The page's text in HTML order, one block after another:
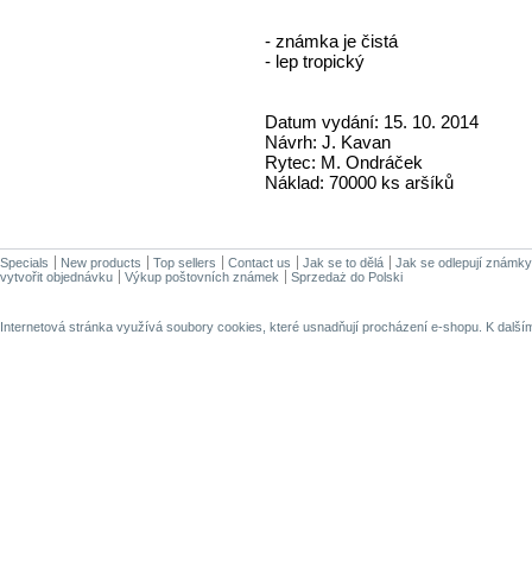
- známka je čistá
- lep tropický
Datum vydání: 15. 10. 2014
Návrh: J. Kavan
Rytec: M. Ondráček
Náklad: 70000 ks aršíků
Specials New products Top sellers Contact us Jak se to dělá
Jak se odlepují známky
vytvořit objednávku
Výkup poštovních známek Sprzedaż do Polski
Internetová stránka využívá soubory cookies, které usnadňují procházení e-shopu. K